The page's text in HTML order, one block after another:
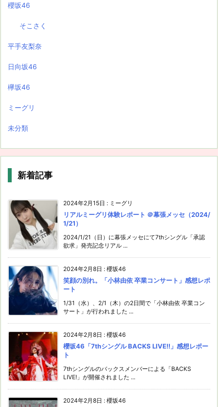
櫻坂46
そこさく
平手友梨奈
日向坂46
欅坂46
ミーグリ
未分類
新着記事
2024年2月15日 : ミーグリ
リアルミーグリ体験レポート ＠幕張メッセ（2024/
1/21）
2024/1/21（日）に幕張メッセにて7thシングル「承認
欲求」発売記念リアル ...
2024年2月8日 : 櫻坂46
笑顔の別れ。「小林由依 卒業コンサート」感想レポ
ート
1/31（水）、2/1（木）の2日間で「小林由依 卒業コン
サート」が行われました ...
2024年2月8日 : 櫻坂46
櫻坂46「7thシングル BACKS LIVE!!」感想レポー
ト
7thシングルのバックスメンバーによる「BACKS
LIVE!」が開催されました ...
2024年2月8日 : 櫻坂46